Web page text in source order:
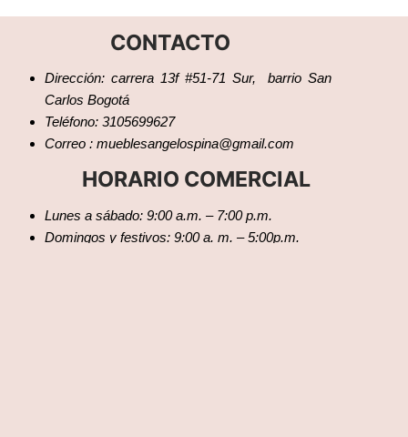
CONTACTO
Dirección: carrera 13f #51-71 Sur, barrio San
Carlos Bogotá
Teléfono: 3105699627
Correo : mueblesangelospina@gmail.com
HORARIO COMERCIAL
Lunes a sábado: 9:00 a.m. – 7:00 p.m.
Domingos y festivos: 9:00 a. m. – 5:00p.m.